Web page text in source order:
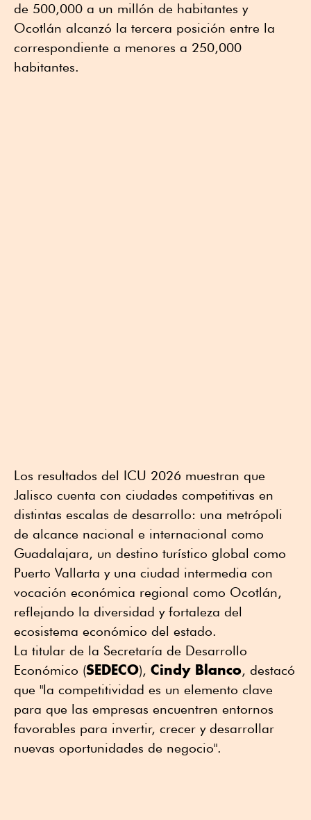
de 500,000 a un millón de habitantes y
Ocotlán alcanzó la tercera posición entre la
correspondiente a menores a 250,000
habitantes.
Los resultados del ICU 2026 muestran que
Jalisco cuenta con ciudades competitivas en
distintas escalas de desarrollo: una metrópoli
de alcance nacional e internacional como
Guadalajara, un destino turístico global como
Puerto Vallarta y una ciudad intermedia con
vocación económica regional como Ocotlán,
reflejando la diversidad y fortaleza del
ecosistema económico del estado.
La titular de la Secretaría de Desarrollo
Económico (SEDECO), Cindy Blanco, destacó
que "la competitividad es un elemento clave
para que las empresas encuentren entornos
favorables para invertir, crecer y desarrollar
nuevas oportunidades de negocio".